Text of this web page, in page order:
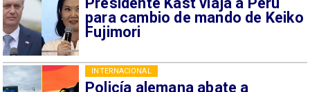
para cambio de mando de Keiko
Fujimori
Policía alemana abate a
INTERNACIONAL